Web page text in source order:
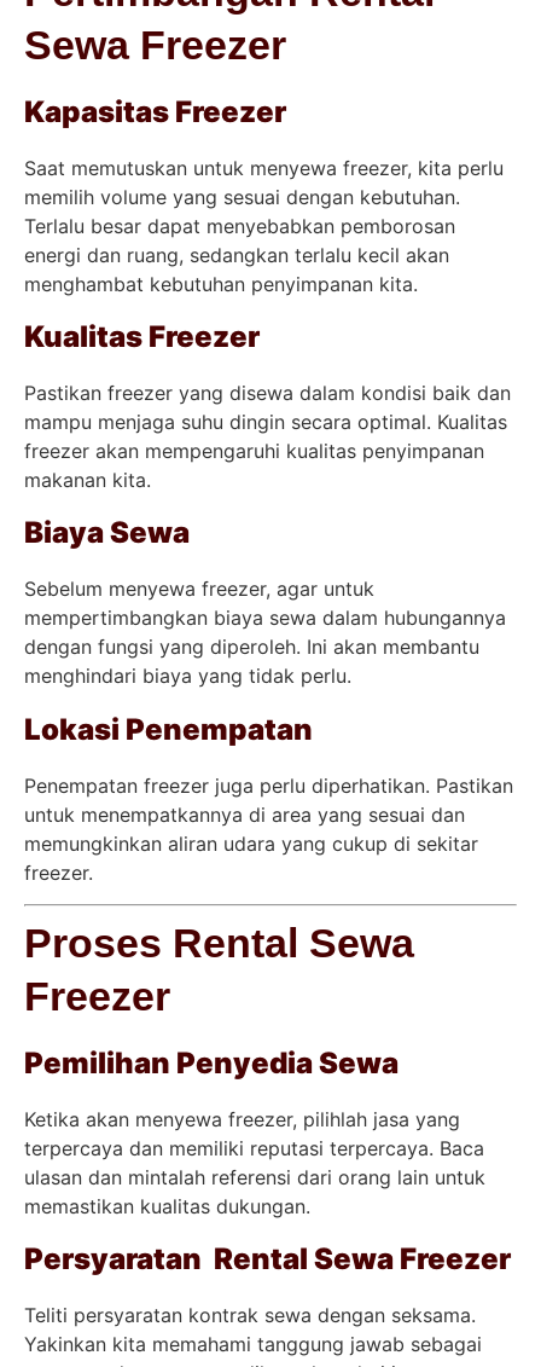
Sewa Freezer
Kapasitas Freezer
Saat memutuskan untuk menyewa freezer, kita perlu
memilih volume yang sesuai dengan kebutuhan.
Terlalu besar dapat menyebabkan pemborosan
energi dan ruang, sedangkan terlalu kecil akan
menghambat kebutuhan penyimpanan kita.
Kualitas Freezer
Pastikan freezer yang disewa dalam kondisi baik dan
mampu menjaga suhu dingin secara optimal. Kualitas
freezer akan mempengaruhi kualitas penyimpanan
makanan kita.
Biaya Sewa
Sebelum menyewa freezer, agar untuk
mempertimbangkan biaya sewa dalam hubungannya
dengan fungsi yang diperoleh. Ini akan membantu
menghindari biaya yang tidak perlu.
Lokasi Penempatan
Penempatan freezer juga perlu diperhatikan. Pastikan
untuk menempatkannya di area yang sesuai dan
memungkinkan aliran udara yang cukup di sekitar
freezer.
Proses Rental Sewa
Freezer
Pemilihan Penyedia Sewa
Ketika akan menyewa freezer, pilihlah jasa yang
terpercaya dan memiliki reputasi terpercaya. Baca
ulasan dan mintalah referensi dari orang lain untuk
memastikan kualitas dukungan.
Persyaratan Rental Sewa Freezer
Teliti persyaratan kontrak sewa dengan seksama.
Yakinkan kita memahami tanggung jawab sebagai